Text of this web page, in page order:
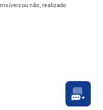
ou não, realizado